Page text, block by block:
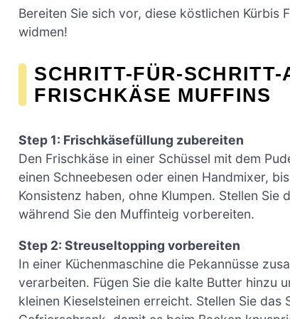
Bereiten Sie sich vor, diese köstlichen Kürbis
widmen!
SCHRITT-FÜR-
FRISCHKÄSE MUFFINS
Step 1: Frischkäsefüllung zubereiten
Den Frischkäse in einer Schüssel mit dem
einen Schneebesen oder einen Handmixer,
Konsistenz haben, ohne Klumpen. Stellen
während Sie den Muffinteig vorbereiten.
Step 2: Streuseltopping vorbereiten
In einer Küchenmaschine die Pekannüsse
verarbeiten. Fügen Sie die kalte Butter hinzu
kleinen Kieselsteinen erreicht. Stellen Sie